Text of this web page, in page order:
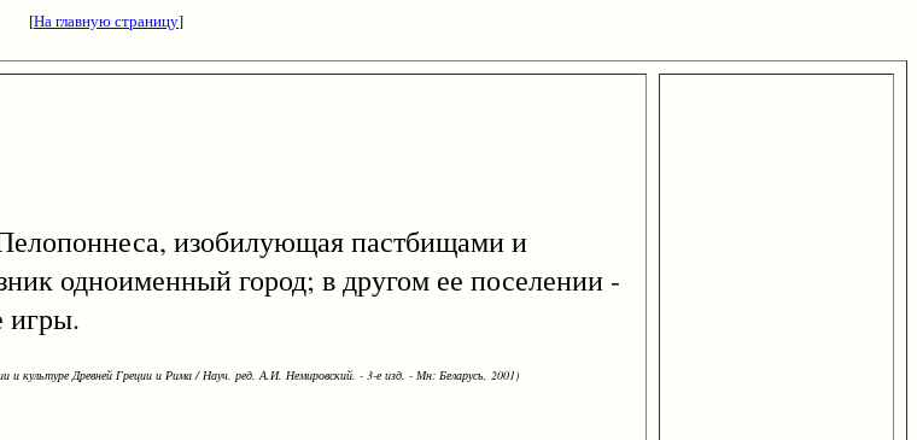
[На главную страницу]
изобилующая пастбищами и
одноименный город; в другом ее поселении -
игры.
культуре Древней Греции и Рима / Науч. ред. А.И. Немировский. - 3-е изд. - Мн: Беларусь, 2001)